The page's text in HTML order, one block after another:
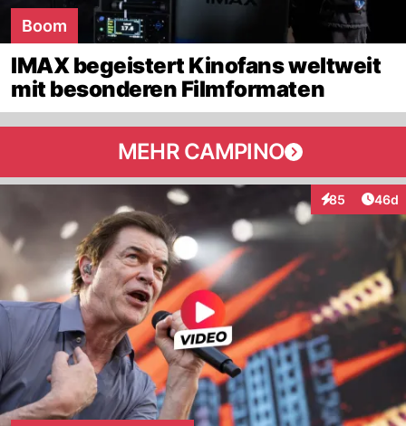
Boom
IMAX begeistert Kinofans weltweit
mit besonderen Filmformaten
MEHR CAMPINO
85
Interaktionen
46d